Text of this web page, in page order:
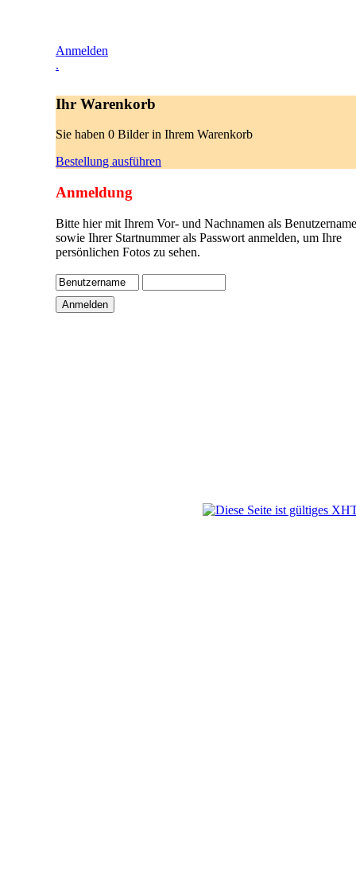
Anmelden
.
Ihr Warenkorb
Sie haben 0 Bilder in Ihrem Warenkorb
Bestellung ausführen
Anmeldung
Bitte hier mit Ihrem Vor- und Nachnamen als
sowie Ihrer Startnummer als Passwort anmelden, um Ihre
persönlichen Fotos zu sehen.